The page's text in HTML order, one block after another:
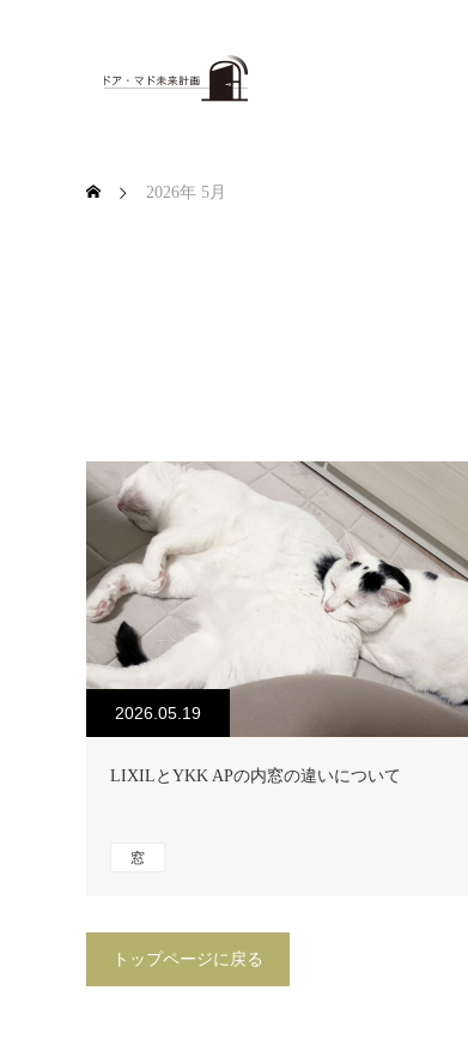
2026年 5月
2026.05.19
LIXILとYKK APの内窓の違いについて
窓
トップページに戻る